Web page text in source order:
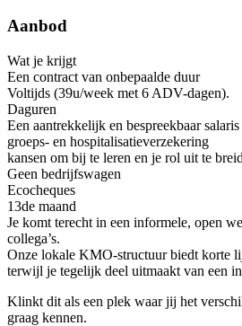
Aanbod
Wat je krijgt
Een contract van onbepaalde duur
Voltijds (39u/week met 6 ADV-dagen).
Daguren
Een aantrekkelijk en bespreekbaar
groeps- en hospitalisatieverzekering
kansen om bij te leren en je rol uit te
Geen bedrijfswagen
Ecocheques
13de maand
Je komt terecht in een informele, open
collega’s.
Onze lokale KMO-structuur biedt korte
terwijl je tegelijk deel uitmaakt van een
Klinkt dit als een plek waar jij het
graag kennen.